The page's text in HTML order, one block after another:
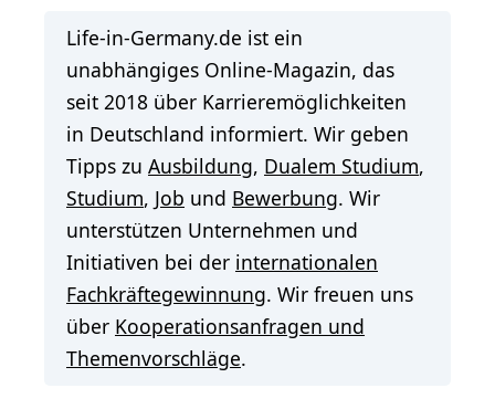
Life-in-Germany.de ist ein
unabhängiges Online-Magazin, das
seit 2018 über Karrieremöglichkeiten
in Deutschland informiert. Wir geben
Tipps zu Ausbildung, Dualem Studium,
Studium, Job und Bewerbung. Wir
unterstützen Unternehmen und
Initiativen bei der internationalen
Fachkräftegewinnung. Wir freuen uns
über Kooperationsanfragen und
Themenvorschläge.